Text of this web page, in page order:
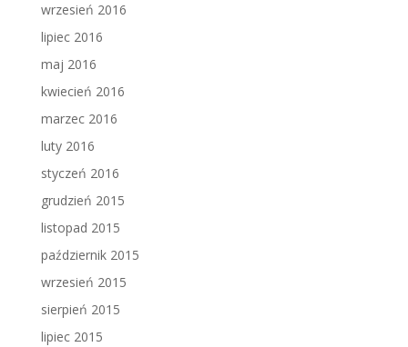
wrzesień 2016
lipiec 2016
maj 2016
kwiecień 2016
marzec 2016
luty 2016
styczeń 2016
grudzień 2015
listopad 2015
październik 2015
wrzesień 2015
sierpień 2015
lipiec 2015